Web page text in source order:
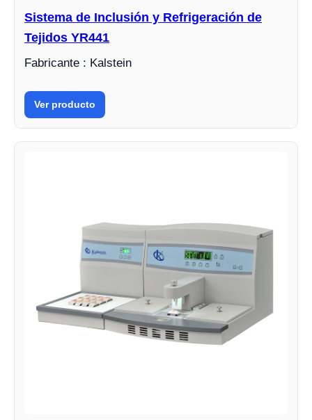
Sistema de Inclusión y Refrigeración de
Tejidos YR441
Fabricante : Kalstein
Ver producto